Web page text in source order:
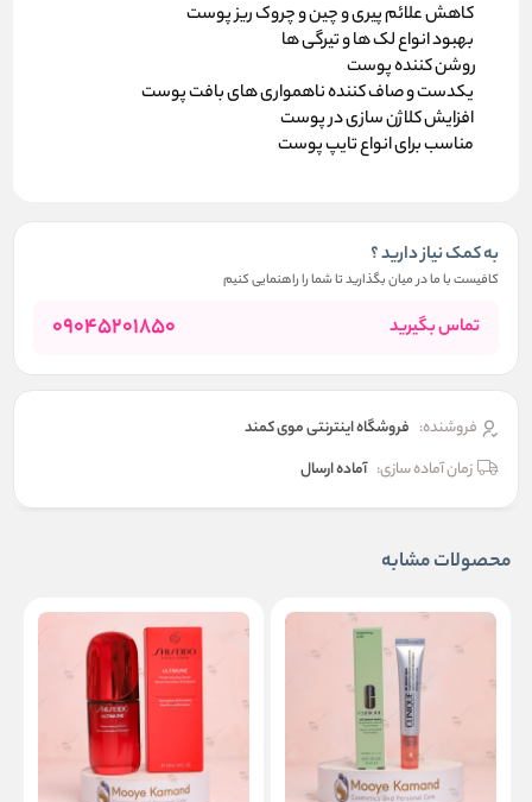
کاهش علائم پیری و چین و چروک ریز پوست
بهبود انواع لک ها و تیرگی ها
روشن کننده پوست
یکدست و صاف کننده ناهمواری های بافت پوست
افزایش کلاژن سازی در پوست
مناسب برای انواع تایپ پوست
به کمک نیاز دارید ؟
کافیست با ما در میان بگذارید تا شما را راهنمایی کنیم
تماس بگیرید 09045201850
فروشنده: فروشگاه اینترنتی موی کمند
زمان آماده سازی: آماده ارسال
محصولات مشابه